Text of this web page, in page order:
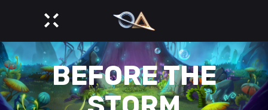
BEFORE THE